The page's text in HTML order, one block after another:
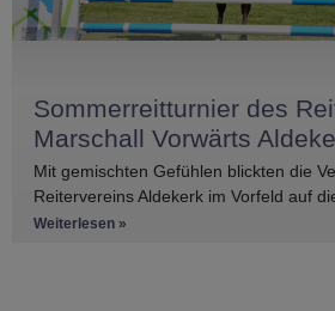
Sommerreitturnier des
Marschall Vorwärts
Mit gemischten Gefühlen blickten die
Reitervereins Aldekerk im Vorfeld auf
vergleichbarer Turniere in der näheren
Weiterlesen »